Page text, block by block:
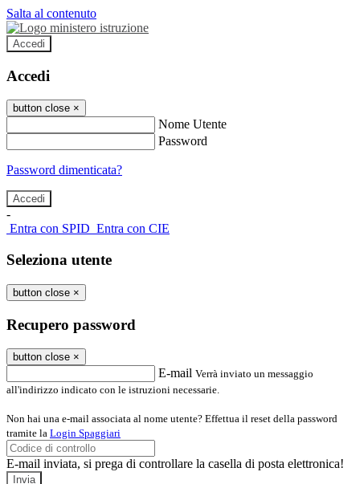
Salta al contenuto
Accedi
Accedi
button close ×
Nome Utente
Password
Password dimenticata?
-
Entra con SPID Entra con CIE
Seleziona utente
button close ×
Recupero password
button close ×
E-mail Verrà inviato un messaggio
all'indirizzo indicato con le istruzioni necessarie.
Non hai una e-mail associata al nome utente? Effettua il reset della password
tramite la Login Spaggiari
E-mail inviata, si prega di controllare la casella di posta elettronica!